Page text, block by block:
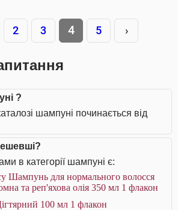
2 3 4 5 ›
?
шампуні починається від
в категорії шампуні є:
Шампунь для нормального волосся
та реп'яхова олія 350 мл 1 флакон
100 мл 1 флакон